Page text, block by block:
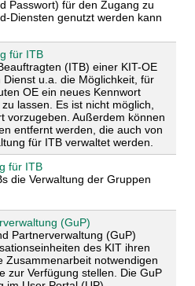
Passwort) für den Zugang zu
Diensten genutzt werden kann
für ITB
(ITB) einer KIT-OE
u.a. die Möglichkeit, für
OE ein neues Kennwort
lassen. Es ist nicht möglich,
vorzugeben. Außerdem können
entfernt werden, die auch von
für ITB verwaltet werden.
für ITB
die Verwaltung der Gruppen
(GuP)
Partnerverwaltung (GuP)
des KIT ihren
Zusammenarbeit notwendigen
zur Verfügung stellen. Die GuP